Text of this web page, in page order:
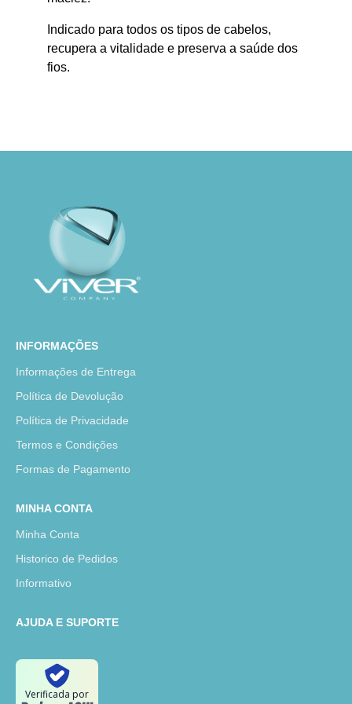
Indicado para todos os tipos de cabelos,
recupera a vitalidade e preserva a saúde dos
fios.
INFORMAÇÕES
Informações de Entrega
Política de Devolução
Política de Privacidade
Termos e Condições
Formas de Pagamento
MINHA CONTA
Minha Conta
Historico de Pedidos
Informativo
AJUDA E SUPORTE
Verificada por